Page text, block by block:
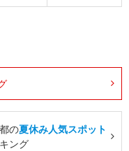
の夏休み人気スポット
ング